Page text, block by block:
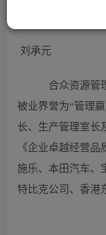
刘承元
合众资源管理顾
被业界誉为“管理
长、生产管理室长
《企业卓越经营
施乐、本田汽车、
特比克公司、香港